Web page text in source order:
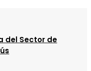
del Sector de